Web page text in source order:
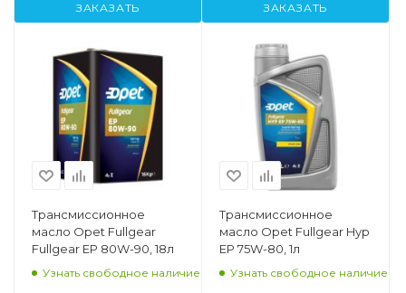
ЗАКАЗАТЬ ЗАКАЗАТЬ
Трансмиссионное
масло Opet Fullgear
Fullgear EP 80W-90, 18л
Узнать свободное наличие
Трансмиссионное
масло Opet Fullgear Hyp
EP 75W-80, 1л
Узнать свободное наличие